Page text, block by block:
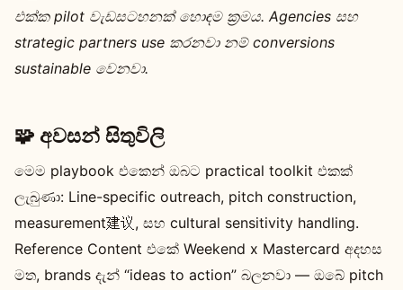
එක්ක pilot වැඩසටහනක් හොඳම ක්‍රමය. Agencies සහ
strategic partners use කරනවා නම් conversions
sustainable වෙනවා.
🧩 අවසන් සිතුවිලි
මෙම playbook එකෙන් ඔබට practical toolkit එකක්
ලැබුණා: Line-specific outreach, pitch construction,
measurement建议, සහ cultural sensitivity handling.
Reference Content එකේ Weekend x Mastercard අදහස
මත, brands දැන් “ideas to action” බලනවා — ඔබේ pitch